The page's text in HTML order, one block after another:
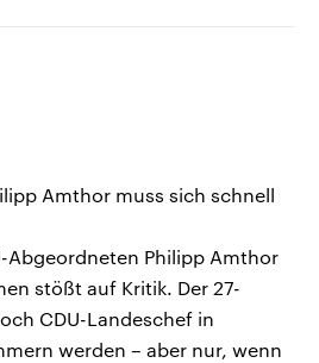
Amthor muss sich schnell
Abgeordneten Philipp Amthor
stößt auf Kritik. Der 27-
CDU-Landeschef in
werden – aber nur, wenn